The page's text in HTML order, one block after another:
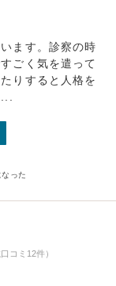
ます。診察の時
ごく気を遣って
りすると人格を
った
コミ12件）